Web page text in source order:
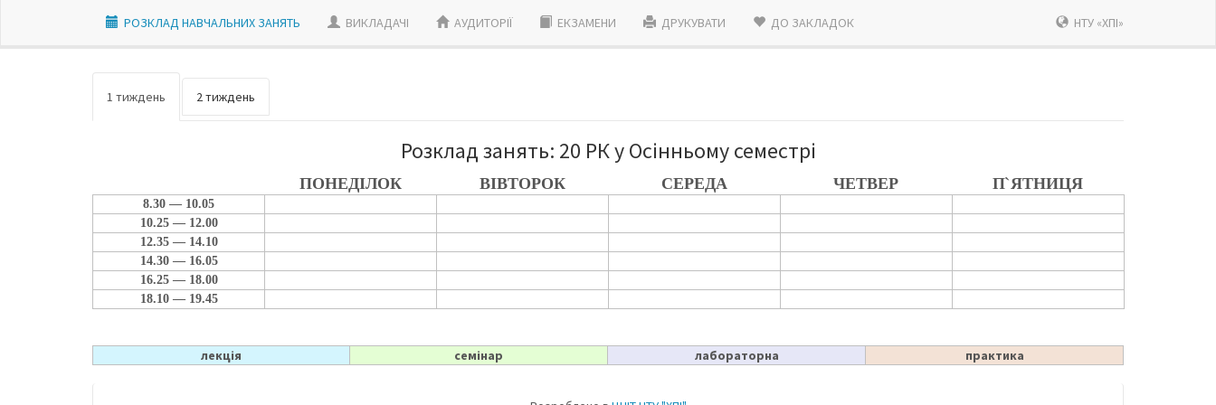
РОЗКЛАД НАВЧАЛЬНИХ ЗАНЯТЬ ВИКЛАДАЧI АУДИТОРІЇ ЕКЗАМЕНИ ДРУКУВАТИ ДО ЗАКЛАДОК НТУ «ХПІ»
1 тиждень 2 тиждень
Розклад занять: 20 РК у Осінньому семестрі
ПОНЕДІЛОК ВІВТОРОК СЕРЕДА ЧЕТВЕР П`ЯТНИЦЯ
8.30 — 10.05
10.25 — 12.00
12.35 — 14.10
14.30 — 16.05
16.25 — 18.00
18.10 — 19.45
лекція семінар лабораторна практика